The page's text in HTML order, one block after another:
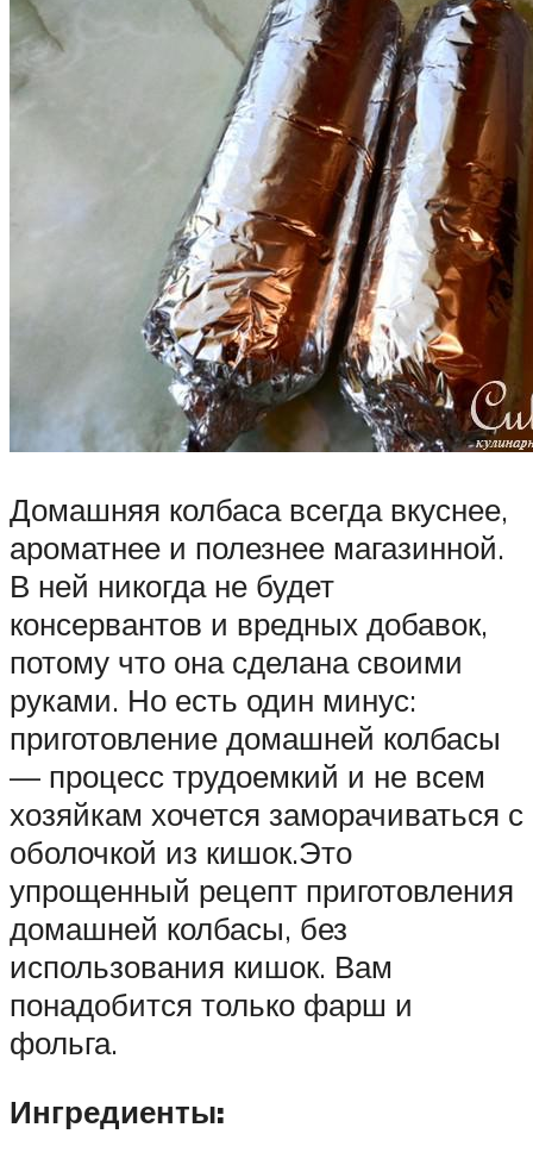
Домашняя колбаса всегда вкуснее,
ароматнее и полезнее магазинной.
В ней никогда не будет
консервантов и вредных добавок,
потому что она сделана своими
руками. Но есть один минус:
приготовление домашней колбасы
— процесс трудоемкий и не всем
хозяйкам хочется заморачиваться с
оболочкой из кишок.Это
упрощенный рецепт приготовления
домашней колбасы, без
использования кишок. Вам
понадобится только фарш и
фольга.
Ингредиенты: